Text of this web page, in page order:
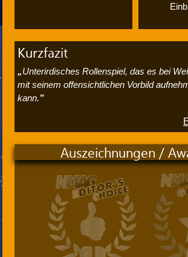
Kurzfazit
Unterirdisches Rollenspiel, das es bei
mit seinem offensichtlichen Vorbild
kann.
Auszeichnungen /